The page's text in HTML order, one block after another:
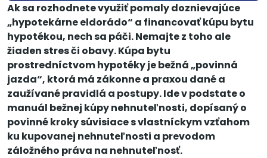
Ak sa rozhodnete využiť pomaly doznievajúce
„hypotekárne eldorádo“ a financovať kúpu bytu
hypotékou, nech sa páči. Nemajte z toho ale
žiaden stres či obavy. Kúpa bytu
prostredníctvom hypotéky je bežná „povinná
jazda“, ktorá má zákonne a praxou dané a
zaužívané pravidlá a postupy. Ide v podstate o
manuál bežnej kúpy nehnuteľnosti, dopísaný o
povinné kroky súvisiace s vlastníckym vzťahom
ku kupovanej nehnuteľnosti a prevodom
záložného práva na nehnuteľnosť.